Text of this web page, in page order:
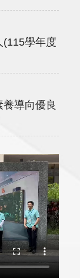
(115學年度
導向優良